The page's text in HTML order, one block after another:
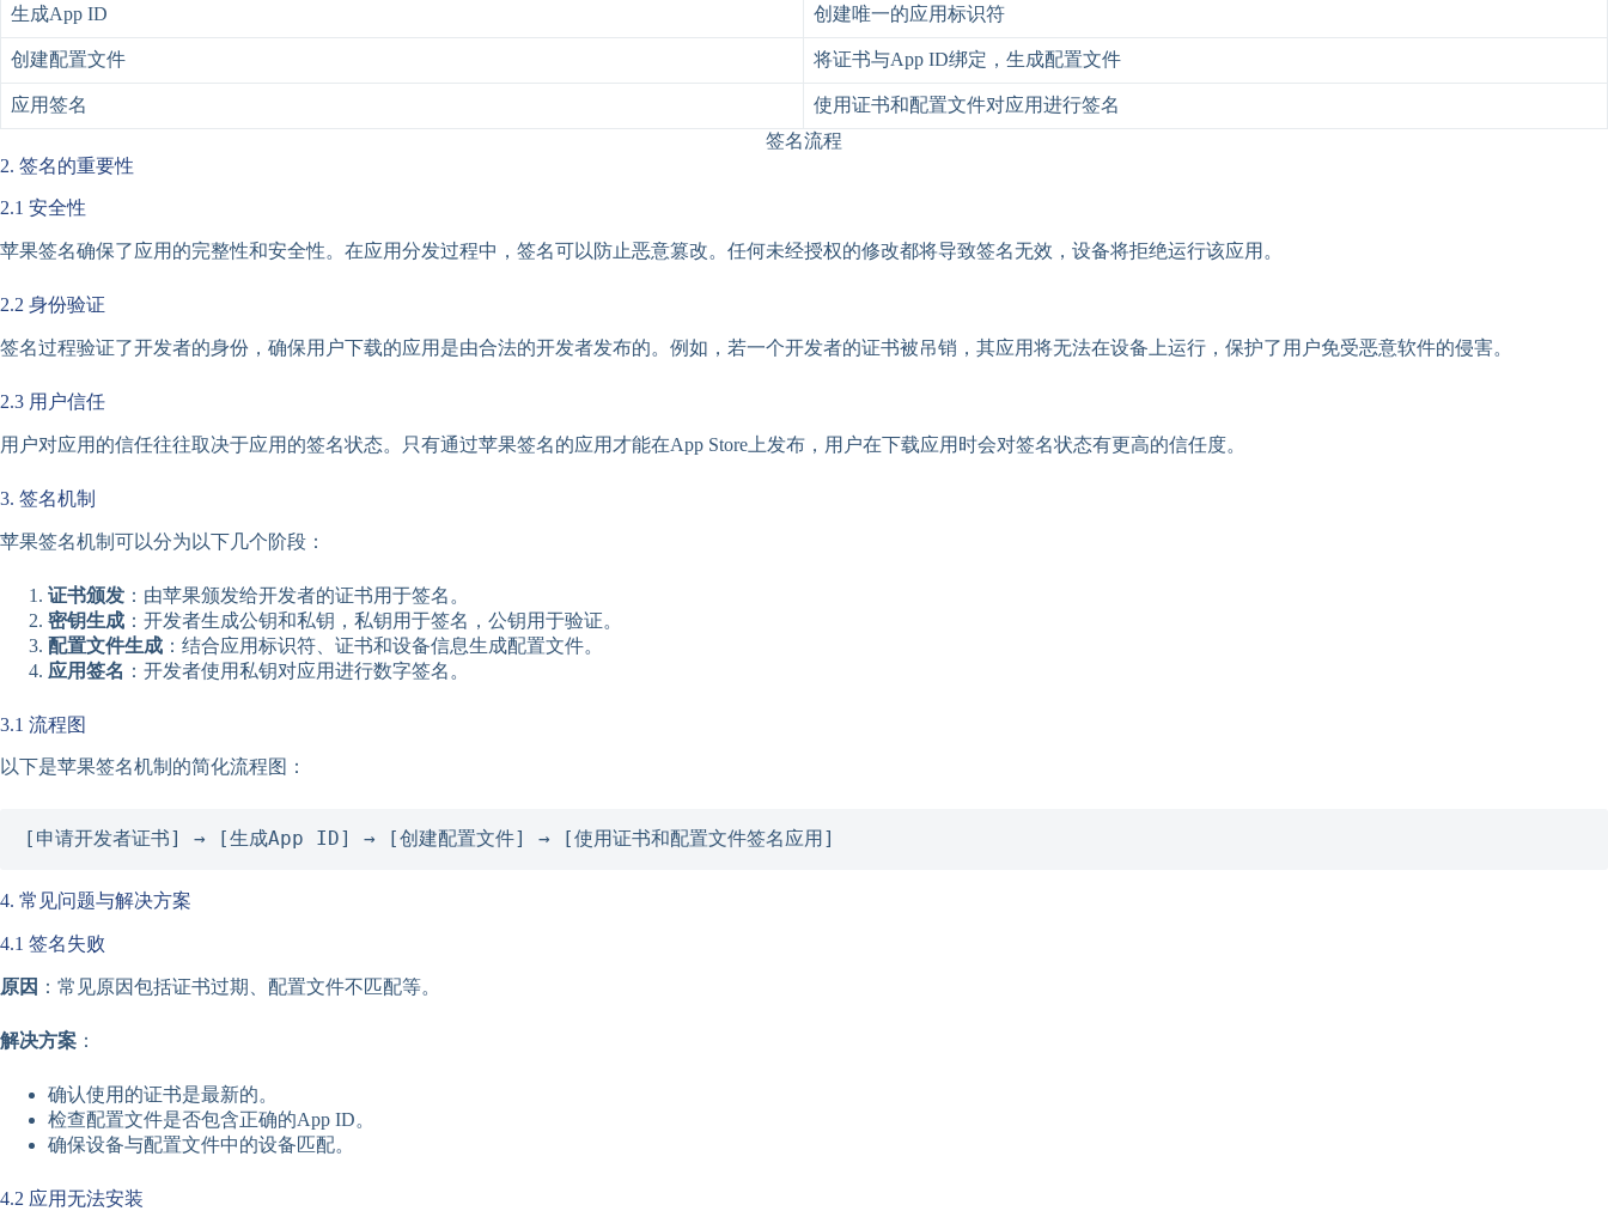
生成App ID 创建唯一的应用标识符
创建配置文件 将证书与App ID绑定，生成配置文件
应用签名
使用证书和配置文件对应用进行签名
签名流程
2. 签名的重要性
2.1 安全性
苹果签名确保了应用的完整性和安全性。在应用分发过程中，签名可以防止恶意篡改。任何未经授权的修改都将导致签名无效，设备将拒绝运行该应用。
2.2 身份验证
签名过程验证了开发者的身份，确保用户下载的应用是由合法的开发者发布的。例如，若一个开发者的证书被吊销，其应用将无法在设备上运行，保护了用户免受恶意软件的侵害。
2.3 用户信任
用户对应用的信任往往取决于应用的签名状态。只有通过苹果签名的应用才能在App Store上发布，用户在下载应用时会对签名状态有更高的信任度。
3. 签名机制
苹果签名机制可以分为以下几个阶段：
证书颁发 ：由苹果颁发给开发者的证书用于签名。
密钥生成 ：开发者生成公钥和私钥，私钥用于签名，公钥用于验证。
配置文件生成 ：结合应用标识符、证书和设备信息生成配置文件。
应用签名 ：开发者使用私钥对应用进行数字签名。
3.1 流程图
以下是苹果签名机制的简化流程图：
[申请开发者证书] → [生成App ID] → [创建配置文件] → [使用证书和配置文件签名应用]
4. 常见问题与解决方案
4.1 签名失败
原因 ：常见原因包括证书过期、配置文件不匹配等。
解决方案 ：
确认使用的证书是最新的。
检查配置文件是否包含正确的App ID。
确保设备与配置文件中的设备匹配。
4.2 应用无法安装